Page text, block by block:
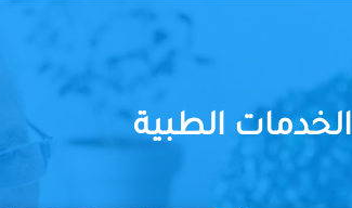
الخدمات الطبية